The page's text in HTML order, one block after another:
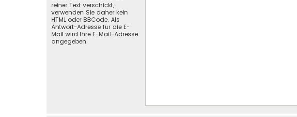
reiner Text verschickt,
verwenden Sie daher kein
HTML oder BBCode. Als
Antwort-Adresse für die E-
Mail wird Ihre E-Mail-Adresse
angegeben.